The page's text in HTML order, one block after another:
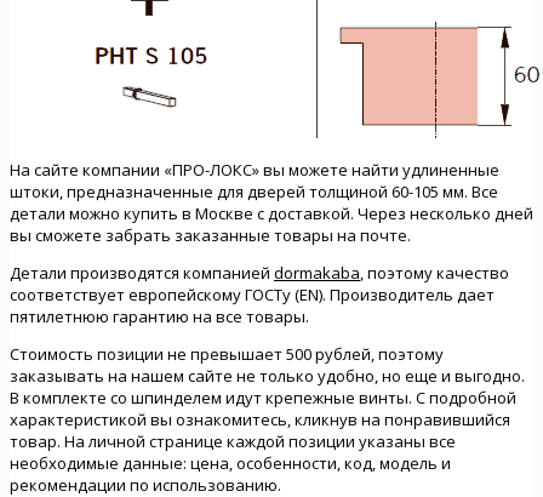
На сайте компании «ПРО-ЛОКС» вы можете найти удлиненные
штоки, предназначенные для дверей толщиной 60-105 мм. Все
детали можно купить в Москве с доставкой. Через несколько дней
вы сможете забрать заказанные товары на почте.
Детали производятся компанией dormakaba, поэтому качество
соответствует европейскому ГОСТу (ЕN). Производитель дает
пятилетнюю гарантию на все товары.
Стоимость позиции не превышает 500 рублей, поэтому
заказывать на нашем сайте не только удобно, но еще и выгодно.
В комплекте со шпинделем идут крепежные винты. С подробной
характеристикой вы ознакомитесь, кликнув на понравившийся
товар. На личной странице каждой позиции указаны все
необходимые данные: цена, особенности, код, модель и
рекомендации по использованию.